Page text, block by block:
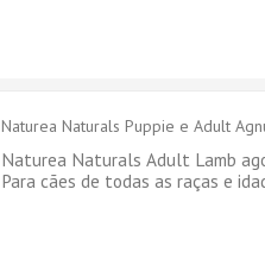
Naturea Naturals Puppie e Adult
Naturea Naturals Adult Lamb
Para cães de todas as raças e